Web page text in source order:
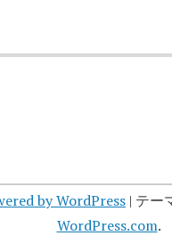
by WordPress | テー
WordPress.com.